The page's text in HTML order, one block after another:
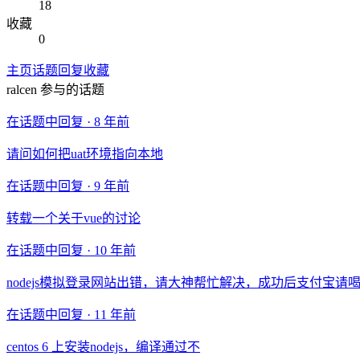
18
收藏
0
主页话题回复收藏
ralcen 参与的话题
在话题中回复 · 8 年前
请问如何把uat环境指向本地
在话题中回复 · 9 年前
转载一个关于vue的讨论
在话题中回复 · 10 年前
nodejs模拟登录网站出错，请大神帮忙解决，成功后支付宝请
在话题中回复 · 11 年前
centos 6 上安装nodejs，编译通过不